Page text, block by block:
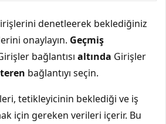
denetleerek beklediğiniz
onaylayın. Geçmiş
bağlantısı altında Girişler
bağlantıyı seçin.
tetikleyicinin beklediği ve iş
için gereken verileri içerir. Bu